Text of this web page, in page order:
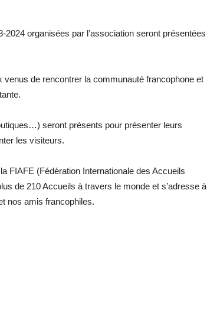
organisées par l’association seront présentées
de rencontrer la communauté francophone et
seront présents pour présenter leurs
les visiteurs.
FIAFE (Fédération Internationale des Accueils
de 210 Accueils à travers le monde et s’adresse à
nos amis francophiles.